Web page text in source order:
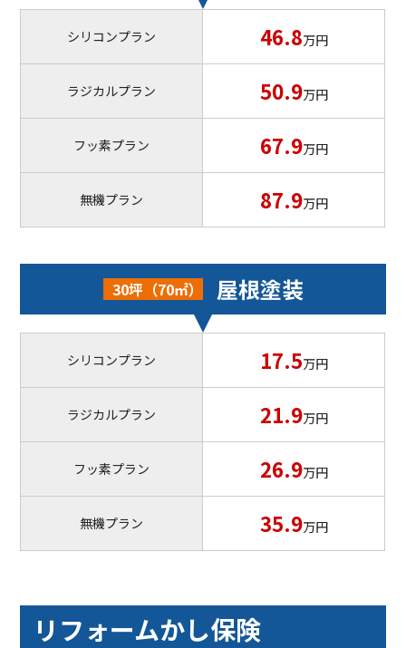
シリコンプラン 46.8万円
ラジカルプラン 50.9万円
フッ素プラン 67.9万円
無機プラン 87.9万円
30坪（70㎡） 屋根塗装
シリコンプラン 17.5万円
ラジカルプラン 21.9万円
フッ素プラン 26.9万円
無機プラン 35.9万円
リフォームかし保険